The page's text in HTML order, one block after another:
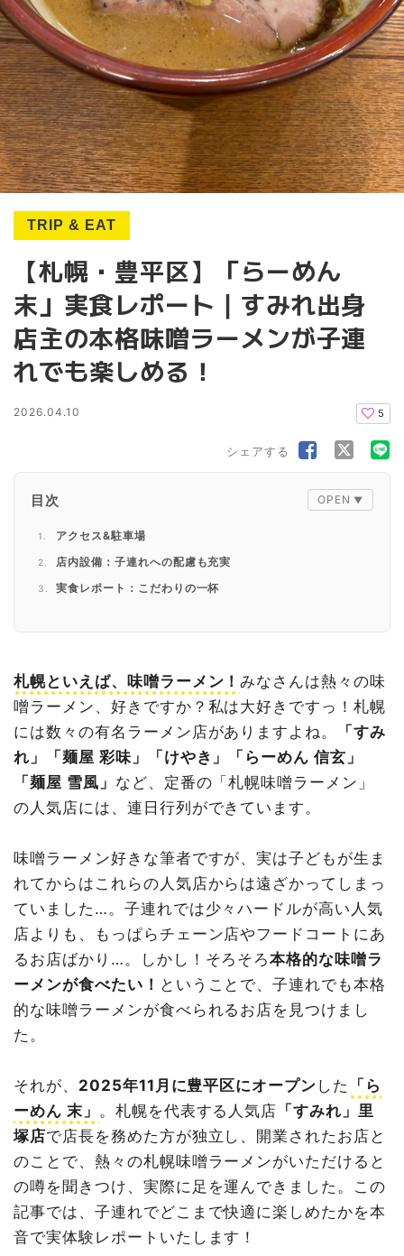
TRIP & EAT
【札幌・豊平区】「らーめん
末」実食レポート｜すみれ出身
店主の本格味噌ラーメンが子連
れでも楽しめる！
2026.04.10 5
シェアする
目次
アクセス&駐車場
店内設備：子連れへの配慮も充実
実食レポート：こだわりの一杯
まとめ：本格派ながら家族で行ける、貴重な一軒
札幌といえば、味噌ラーメン！みなさんは熱々の味
噌ラーメン、好きですか？私は大好きですっ！札幌
には数々の有名ラーメン店がありますよね。
「すみ
れ」「麺屋 彩味」「けやき」「らーめん 信玄」
「麺屋 雪風」 など、定番の「札幌味噌ラーメン」
の人気店には、連日行列ができています。
味噌ラーメン好きな筆者ですが、実は子どもが生ま
れてからはこれらの人気店からは遠ざかってしまっ
ていました…。子連れでは少々ハードルが高い人気
店よりも、もっぱらチェーン店やフードコートにあ
るお店ばかり…。しかし！そろそろ本格的な味噌ラ
ーメンが食べたい！ ということで、子連れでも本格
的な味噌ラーメンが食べられるお店を見つけまし
た。
それが、 2025年11月に豊平区にオープン した
「ら
ーめん 末」 。札幌を代表する人気店 「すみれ」里
塚店で店長を務めた方が独立し、開業されたお店と
のことで、熱々の札幌味噌ラーメンがいただけると
の噂を聞きつけ、実際に足を運んできました。この
記事では、子連れでどこまで快適に楽しめたかを本
音で実体験レポートいたします！